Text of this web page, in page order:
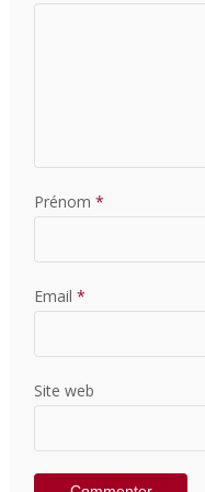
Prénom *
Email *
Site web